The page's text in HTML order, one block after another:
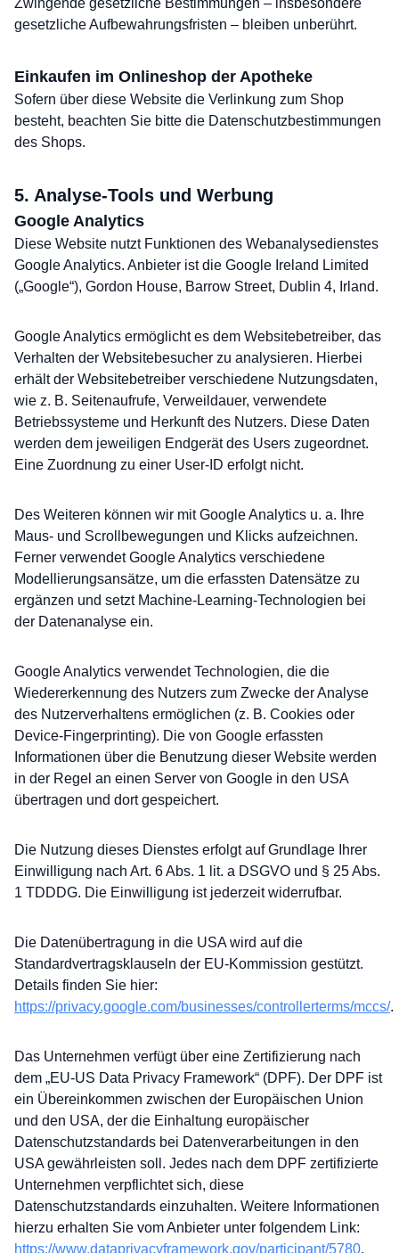
Zwingende gesetzliche Bestimmungen – insbesondere
gesetzliche Aufbewahrungsfristen – bleiben unberührt.
Einkaufen im Onlineshop der Apotheke
Sofern über diese Website die Verlinkung zum Shop
besteht, beachten Sie bitte die Datenschutzbestimmungen
des Shops.
5. Analyse-Tools und Werbung
Google Analytics
Diese Website nutzt Funktionen des Webanalysedienstes
Google Analytics. Anbieter ist die Google Ireland Limited
(„Google“), Gordon House, Barrow Street, Dublin 4, Irland.
Google Analytics ermöglicht es dem Websitebetreiber, das
Verhalten der Websitebesucher zu analysieren. Hierbei
erhält der Websitebetreiber verschiedene Nutzungsdaten,
wie z. B. Seitenaufrufe, Verweildauer, verwendete
Betriebssysteme und Herkunft des Nutzers. Diese Daten
werden dem jeweiligen Endgerät des Users zugeordnet.
Eine Zuordnung zu einer User-ID erfolgt nicht.
Des Weiteren können wir mit Google Analytics u. a. Ihre
Maus- und Scrollbewegungen und Klicks aufzeichnen.
Ferner verwendet Google Analytics verschiedene
Modellierungsansätze, um die erfassten Datensätze zu
ergänzen und setzt Machine-Learning-Technologien bei
der Datenanalyse ein.
Google Analytics verwendet Technologien, die die
Wiedererkennung des Nutzers zum Zwecke der Analyse
des Nutzerverhaltens ermöglichen (z. B. Cookies oder
Device-Fingerprinting). Die von Google erfassten
Informationen über die Benutzung dieser Website werden
in der Regel an einen Server von Google in den USA
übertragen und dort gespeichert.
Die Nutzung dieses Dienstes erfolgt auf Grundlage Ihrer
Einwilligung nach Art. 6 Abs. 1 lit. a DSGVO und § 25 Abs.
1 TDDDG. Die Einwilligung ist jederzeit widerrufbar.
Die Datenübertragung in die USA wird auf die
Standardvertragsklauseln der EU-Kommission gestützt.
Details finden Sie hier:
https://privacy.google.com/businesses/controllerterms/mccs/.
Das Unternehmen verfügt über eine Zertifizierung nach
dem „EU-US Data Privacy Framework“ (DPF). Der DPF ist
ein Übereinkommen zwischen der Europäischen Union
und den USA, der die Einhaltung europäischer
Datenschutzstandards bei Datenverarbeitungen in den
USA gewährleisten soll. Jedes nach dem DPF zertifizierte
Unternehmen verpflichtet sich, diese
Datenschutzstandards einzuhalten. Weitere Informationen
hierzu erhalten Sie vom Anbieter unter folgendem Link:
https://www.dataprivacyframework.gov/participant/5780.